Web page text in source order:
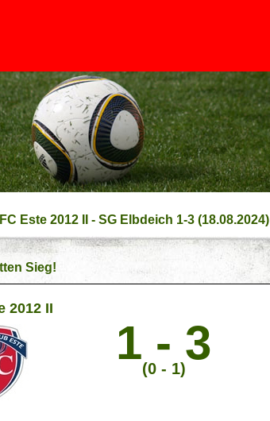
Este 2012 II - SG Elbdeich 1-3 (18.08.2024)
Sieg!
2012 II
1 - 3
(0 - 1)